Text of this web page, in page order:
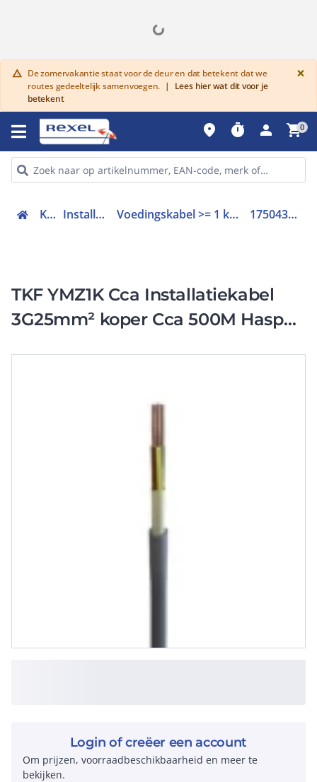
warning De zomervakantie staat voor de deur en dat betekent dat we
routes gedeeltelijk samenvoegen. |
Lees hier wat dit voor je
betekent
×
place timer person shopping_cart0
Kabel Installatiekabel Voedingskabel >= 1 kV, voor vaste aanleg 175043H X 500/20
TKF YMZ1K Cca Installatiekabel
3G25mm² koper Cca 500M Haspel
Login of creëer een account
Om prijzen, voorraadbeschikbaarheid en meer te
bekijken.